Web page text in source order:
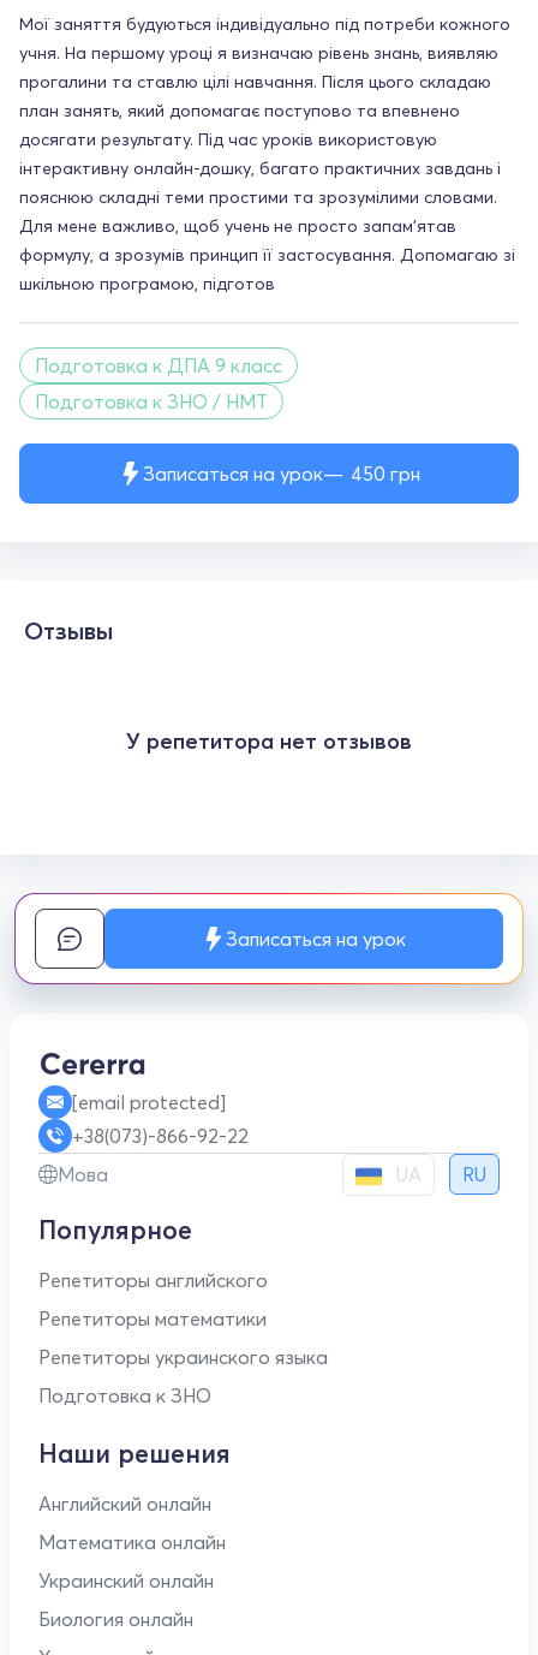
Записаться на урок 450 грн
Мої заняття будуються індивідуально під потреби кожного
учня. На першому уроці я визначаю рівень знань, виявляю
прогалини та ставлю цілі навчання. Після цього складаю
план занять, який допомагає поступово та впевнено
досягати результату. Під час уроків використовую
інтерактивну онлайн-дошку, багато практичних завдань і
пояснюю складні теми простими та зрозумілими словами.
Для мене важливо, щоб учень не просто запам’ятав
формулу, а зрозумів принцип її застосування. Допомагаю зі
шкільною програмою, підготов
Подготовка к ДПА 9 класс
Подготовка к ЗНО / НМТ
Отзывы
У репетитора нет отзывов
Записаться на урок
[email protected]
+38(073)-866-92-22
Мова
UA RU
Популярное
Репетиторы английского
Репетиторы математики
Репетиторы украинского языка
Подготовка к ЗНО
Наши решения
Английский онлайн
Математика онлайн
Украинский онлайн
Биология онлайн